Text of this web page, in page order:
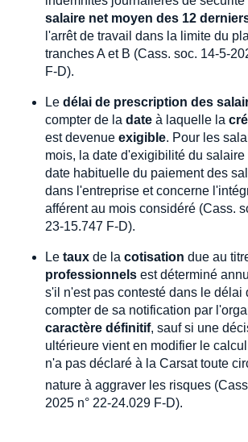
salaire net moyen des 12
l'arrêt de travail dans la limite du
tranches A et B (Cass. soc. 14-5-
F-D).
Le délai de prescription des
compter de la date à laquelle la
est devenue exigible. Pour les
mois, la date d'exigibilité du salaire
date habituelle du paiement des
dans l'entreprise et concerne
afférent au mois considéré (Cass.
23-15.747 F-D).
Le taux de la cotisation due au
professionnels est déterminé
s'il n'est pas contesté dans le délai
compter de sa notification par
caractère définitif, sauf si une
ultérieure vient en modifier le
n'a pas déclaré à la Carsat toute
nature à aggraver les risques
2025 n° 22-24.029 F-D).